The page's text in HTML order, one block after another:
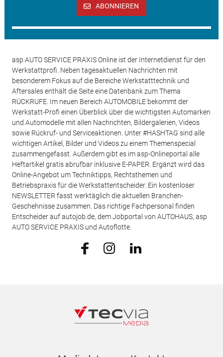
ABONNIEREN
asp AUTO SERVICE PRAXIS Online ist der Internetdienst für den
Werkstattprofi. Neben tagesaktuellen Nachrichten mit
besonderem Fokus auf die Bereiche Werkstatttechnik und
Aftersales enthält die Seite eine Datenbank zum Thema
RÜCKRUFE. Im neuen Bereich AUTOMOBILE bekommt der
Werkstatt-Profi einen Überblick über die wichtigsten Automarken
und Automodelle mit allen Nachrichten, Bildergalerien, Videos
sowie Rückruf- und Serviceaktionen. Unter #HASHTAG sind alle
wichtigen Artikel, Bilder und Videos zu einem Themenspecial
zusammengefasst. Außerdem gibt es im asp-Onlineportal alle
Heftartikel gratis abrufbar inklusive E-PAPER. Ergänzt wird das
Online-Angebot um Techniktipps, Rechtsthemen und
Betriebspraxis für die Werkstattentscheider. Ein kostenloser
NEWSLETTER fasst werktäglich die aktuellen Branchen-
Geschehnisse zusammen. Das richtige Fachpersonal finden
Entscheider auf autojob.de, dem Jobportal von AUTOHAUS, asp
AUTO SERVICE PRAXIS und Autoflotte.